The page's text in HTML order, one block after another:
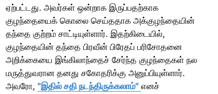
ஏற்பட்டது. அவர்கள் ஒன்றாக இருப்பதற்காக
குழந்தையைக் கொலை செய்ததாக அக்குழந்தையின்
தந்தை குற்றம் சாட்டியுள்ளார். இதற்கிடையில்,
குழந்தையின் தந்தை பிரவீன் பிரேதப் பரிசோதனை
அறிக்கையை இங்கிலாந்தைச் சேர்ந்த குழந்தைகள் நல
மருத்துவரான தனது சகோதரிக்கு அனுப்பியுள்ளார்.
அவரோ, "இதில் சதி நடந்திருக்கலாம்" எனச்